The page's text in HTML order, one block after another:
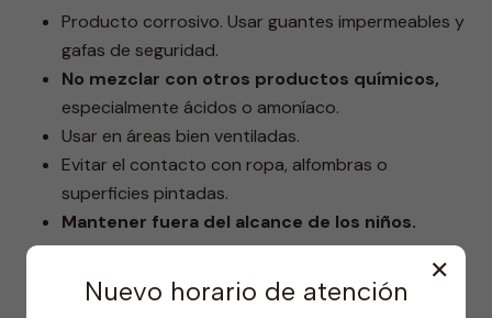
Producto corrosivo. Usar guantes impermeables y
gafas de seguridad.
No mezclar con otros productos químicos,
especialmente ácidos o amoníaco.
Usar en áreas bien ventiladas.
Evitar el contacto con ropa, alfombras o
superficies pintadas.
Mantener fuera del alcance de los niños.
Primeros auxilios:
✕
Nuevo horario de atención